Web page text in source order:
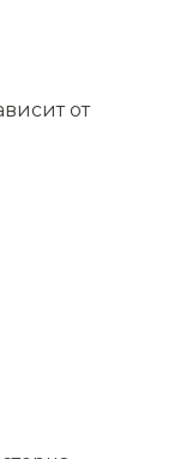
от